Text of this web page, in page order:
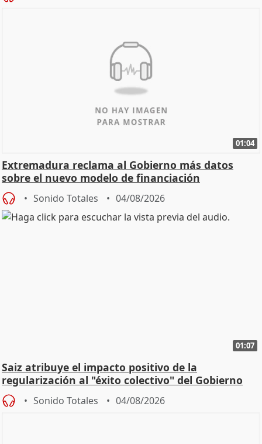
01:04
Extremadura reclama al Gobierno más datos
sobre el nuevo modelo de financiación
Sonido Totales 04/08/2026
01:07
Saiz atribuye el impacto positivo de la
regularización al "éxito colectivo" del Gobierno
Sonido Totales 04/08/2026